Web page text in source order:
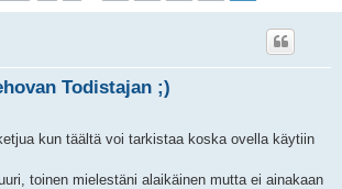
Todistajan ;)
kun täältä voi tarkistaa koska ovella käytiin
toinen mielestäni alaikäinen mutta ei ainakaan